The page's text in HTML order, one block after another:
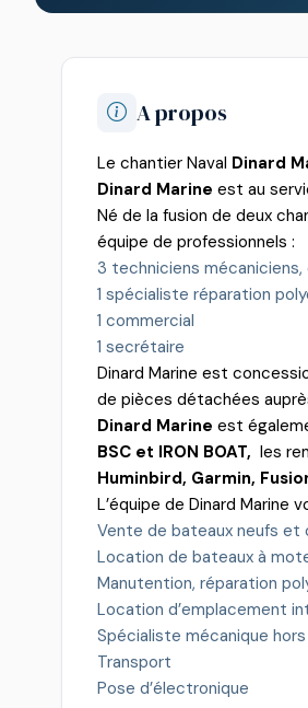
A propos
Le chantier Naval Dinard
Dinard Marine est au
Né de la fusion de deux
équipe de professionnels :
3 techniciens
1 spécialiste réparation
1 commercial
1 secrétaire
Dinard Marine est
de pièces détachées
Dinard Marine est
BSC et IRON BOAT, les
Huminbird, Garmin,
L’équipe de Dinard Marine
Vente de bateaux neufs et
Location de bateaux à
Manutention, réparation
Location d’emplacement
Spécialiste mécanique
Transport
Pose d’électronique